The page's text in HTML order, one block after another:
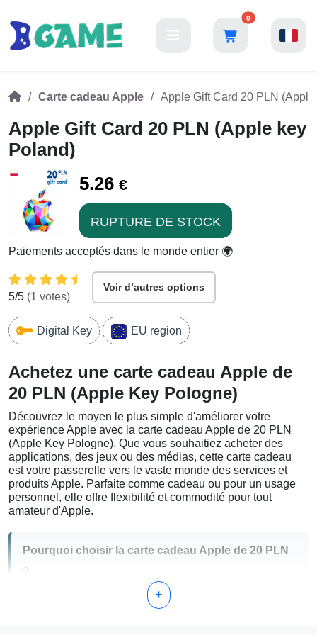
0
Carte cadeau Apple Apple Gift Card 20 PLN
Apple Gift Card 20 PLN (Apple key
Poland)
5.26 €
RUPTURE DE STOCK
Paiements acceptés dans le monde entier 🌍
5/5 (1 votes)
Voir d’autres options
Digital Key EU region
Achetez une carte cadeau Apple de
20 PLN (Apple Key Pologne)
Découvrez le moyen le plus simple d'améliorer votre
expérience Apple avec la carte cadeau Apple de 20 PLN
(Apple Key Pologne). Que vous souhaitiez acheter des
applications, des jeux ou des médias, cette carte cadeau
est votre passerelle vers le vaste monde des services et
produits Apple. Parfaite comme cadeau ou pour un usage
personnel, elle offre flexibilité et commodité pour tout
amateur d'Apple.
Pourquoi choisir la carte cadeau Apple de 20 PLN
?
Simple et Sécurisée : Activez-la rapidement et utilisez-
+